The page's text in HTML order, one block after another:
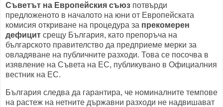
Съветът на Европейския съюз потвърди
предложеното в началото на юни от Европейската
комисия откриване на процедура за прекомерен
дефицит срещу България, като препоръча на
българското правителство да предприеме мерки за
овладяване на публичните разходи. Това се посочва в
изявление на Съвета на ЕС, публикуванo в Официалния
вестник на ЕС.
България следва да гарантира, че номиналните темпове
на растеж на нетните държавни разходи не надвишават